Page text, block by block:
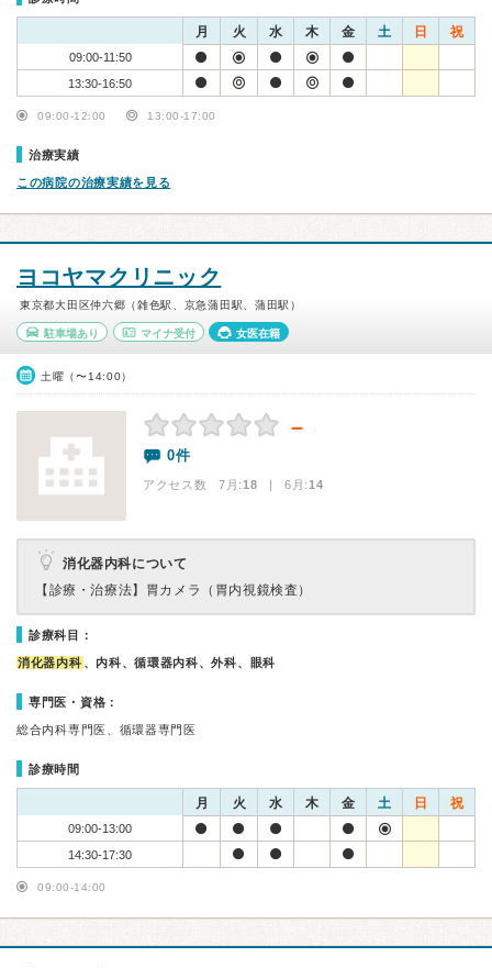
月 火 水 木 金 土 日 祝
09:00-11:50
13:30-16:50
09:00-12:00 13:00-17:00
治療実績
この病院の治療実績を見る
ヨコヤマクリニック
東京都大田区仲六郷（雑色駅、京急蒲田駅、蒲田駅）
駐車場あり マイナ受付 女医在籍
土曜（〜14:00）
－
0件
アクセス数 7月:18 | 6月:14
消化器内科について
【診療・治療法】 胃カメラ（胃内視鏡検査）
診療科目：
消化器内科 、内科、循環器内科、外科、眼科
専門医・資格：
総合内科専門医、循環器専門医
診療時間
月 火 水 木 金 土 日 祝
09:00-13:00
14:30-17:30
09:00-14:00